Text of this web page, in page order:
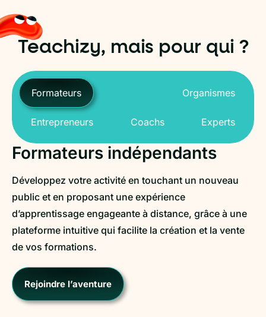
Teachizy, mais pour qui ?
Formateurs Organismes
Entrepreneurs Coachs Experts
Formateurs indépendants
Développez votre activité en touchant un nouveau
public et en proposant une expérience
d’apprentissage engageante à distance, grâce à une
plateforme intuitive qui facilite la création et la vente
de vos formations.
Rejoindre l’aventure